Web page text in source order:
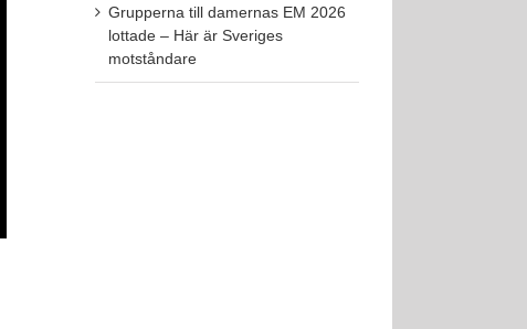
Grupperna till damernas EM 2026
lottade – Här är Sveriges
motståndare